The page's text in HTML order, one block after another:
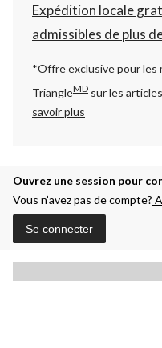
Expédition locale
admissibles de plus
*Offre exclusive pour les
TriangleMD sur les
savoir plus
Ouvrez une session pour
Vous n’avez pas de compte?
Se connecter